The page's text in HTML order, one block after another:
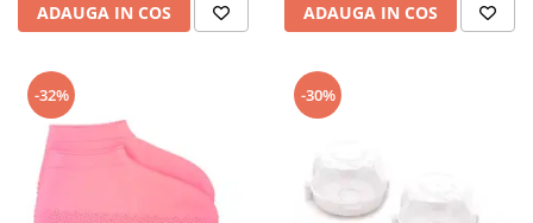
ADAUGA IN COS ADAUGA IN COS
-32% -30%